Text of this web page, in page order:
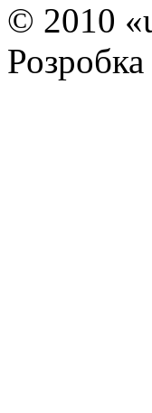
© 2010
Розробка